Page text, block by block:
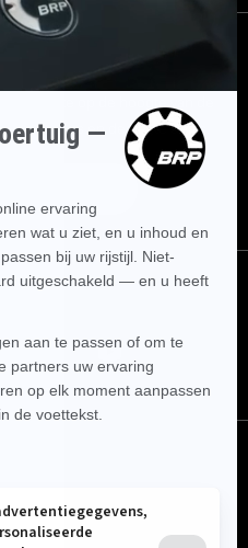
nieuws en de beste deals.
ONS